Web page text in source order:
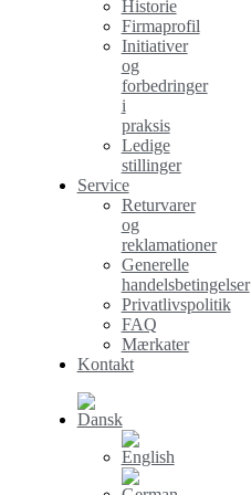
Historie
Firmaprofil
Initiativer
og
forbedringer
i
praksis
Ledige
stillinger
Service
Returvarer
og
reklamationer
Generelle
handelsbetingelser
Privatlivspolitik
FAQ
Mærkater
Kontakt